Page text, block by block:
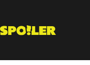
contenido